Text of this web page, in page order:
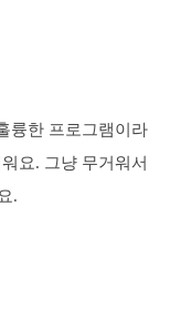
륭한 프로그램이라
요. 그냥 무거워서
.